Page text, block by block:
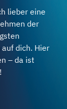
lieber eine
der
dich. Hier
– da ist